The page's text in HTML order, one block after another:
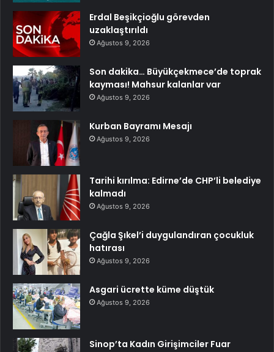
Erdal Beşikçioğlu görevden
uzaklaştırıldı
Ağustos 9, 2026
Son dakika… Büyükçekmece’de toprak
kayması! Mahsur kalanlar var
Ağustos 9, 2026
Kurban Bayramı Mesajı
Ağustos 9, 2026
Tarihi kırılma: Edirne’de CHP’li belediye
kalmadı
Ağustos 9, 2026
Çağla Şıkel’i duygulandıran çocukluk
hatırası
Ağustos 9, 2026
Asgari ücrette küme düştük
Ağustos 9, 2026
Sinop’ta Kadın Girişimciler Fuar